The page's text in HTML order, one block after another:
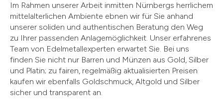
Im Rahmen unserer Arbeit inmitten Nürnbergs herrlichem
mittelalterlichen Ambiente ebnen wir für Sie anhand
unserer soliden und authentischen Beratung den Weg
zu Ihrer passenden Anlagemöglichkeit. Unser erfahrenes
Team von Edelmetallexperten erwartet Sie. Bei uns
finden Sie nicht nur Barren und Münzen aus Gold, Silber
und Platin; zu fairen, regelmäßig aktualisierten Preisen
kaufen wir ebenfalls Goldschmuck, Altgold und Silber
sicher und transparent an.